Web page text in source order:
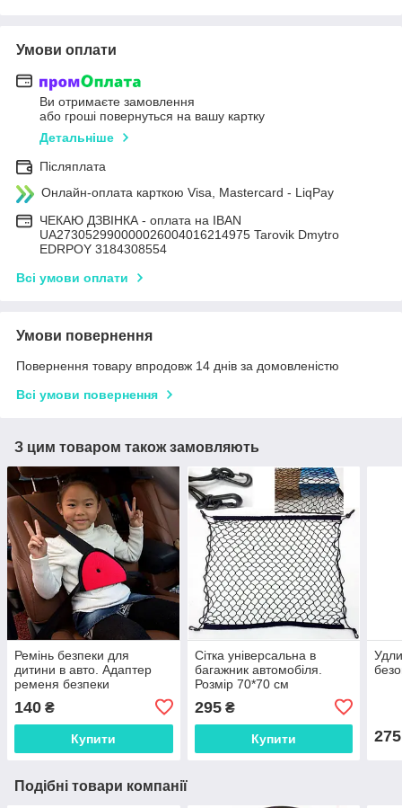
Умови оплати
Ви отримаєте замовлення
або гроші повернуться на вашу картку
Детальніше
Післяплата
Онлайн-оплата карткою Visa, Mastercard - LiqPay
ЧЕКАЮ ДЗВІНКА - оплата на IBAN
UA273052990000026004016214975 Tarovik Dmytro
EDRPOY 3184308554
Всі умови оплати
Умови повернення
Повернення товару впродовж 14 днів за домовленістю
Всі умови повернення
З цим товаром також замовляють
Ремінь безпеки для
дитини в авто. Адаптер
ременя безпеки
140 ₴
Купити
Сітка універсальна в
багажник автомобіля.
Розмір 70*70 см
295₴
Купити 275
Подібні товари компанії